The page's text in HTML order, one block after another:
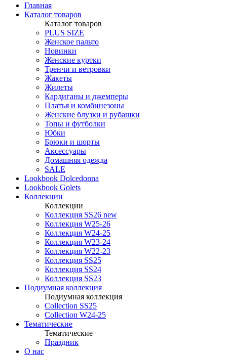
Главная
Каталог товаров
Каталог товаров
PLUS SIZE
Женское пальто
Новинки
Женские куртки
Тренчи и ветровки
Жакеты
Жилеты
Кардиганы и джемперы
Платья и комбинезоны
Женские блузки и рубашки
Топы и футболки
Юбки
Брюки и шорты
Аксессуары
Домашняя одежда
SALE
Lookbook Dolcedonna
Lookbook Golets
Коллекции
Коллекции
Коллекция SS26 new
Коллекция W25-26
Коллекция W24-25
Коллекция W23-24
Коллекция W22-23
Коллекция SS25
Коллекция SS24
Коллекция SS23
Подиумная коллекция
Подиумная коллекция
Collection SS25
Collection W24-25
Тематические
Тематические
Праздник
О нас